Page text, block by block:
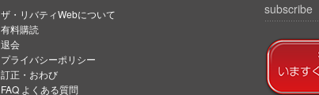
ザ・リバティWebについて
有料購読
退会
プライバシーポリシー
訂正・おわび
FAQ よくある質問
subscribe